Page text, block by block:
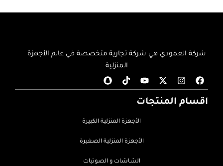
شركة العمودي هي شركة تجارية متخصصة في عالم الأجهزة
المنزلية
اقسام المنتجات
الأجهزة المنزلية الكبيرة
الأجهزة المنزلية الصغيرة
الشاشات و الصوتيات